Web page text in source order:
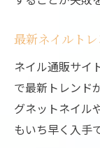
最新ネイルト
ネイル通販サイ
で最新トレンド
グネットネイル
もいち早く入手